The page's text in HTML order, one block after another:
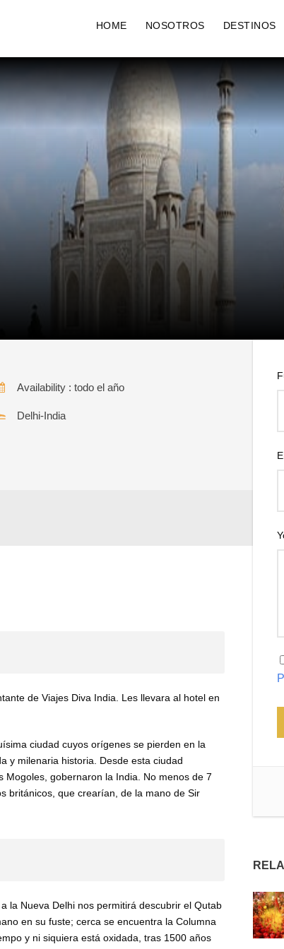
HOME NOSOTROS DESTINOS
Availability : todo el año
Delhi-India
de Viajes Diva India. Les llevara al hotel en
ciudad cuyos orígenes se pierden en la
y milenaria historia. Desde esta ciudad
Mogoles, gobernaron la India. No menos de 7
británicos, que crearían, de la mano de Sir
la Nueva Delhi nos permitirá descubrir el Qutab
en su fuste; cerca se encuentra la Columna
y ni siquiera está oxidada, tras 1500 años